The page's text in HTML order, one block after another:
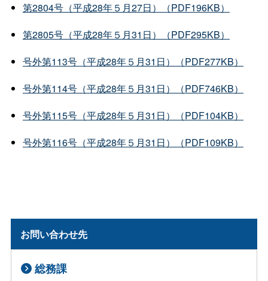
第2804号（平成28年５月27日）（PDF196KB）
第2805号（平成28年５月31日）（PDF295KB）
号外第113号（平成28年５月31日）（PDF277KB）
号外第114号（平成28年５月31日）（PDF746KB）
号外第115号（平成28年５月31日）（PDF104KB）
号外第116号（平成28年５月31日）（PDF109KB）
お問い合わせ先
総務課